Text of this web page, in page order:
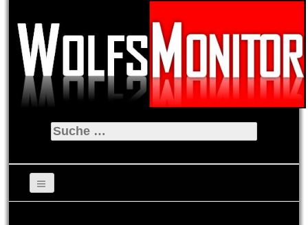
Suche
nach: